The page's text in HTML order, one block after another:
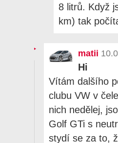
8 litrů. Když
km) tak
matii
Hi
Vítám dalšího
clubu VW v
nich nedělej,
Golf GTi s
stydí se za to,